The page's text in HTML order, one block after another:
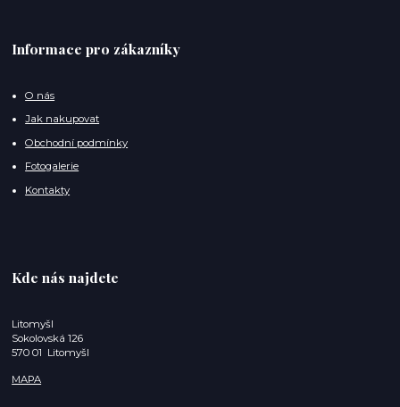
Informace pro zákazníky
O nás
Jak nakupovat
Obchodní podmínky
Fotogalerie
Kontakty
Kde nás najdete
Litomyšl
Sokolovská 126
570 01 Litomyšl
MAPA